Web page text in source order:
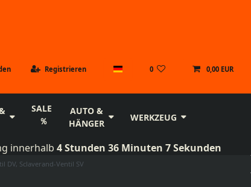
Registrieren 0 0,00 EUR
SALE
AUTO &
HÄNGER
WERKZEUG
innerhalb 4 Stunden 36 Minuten 6 Sekunden
DV, Sclaverand-Ventil SV